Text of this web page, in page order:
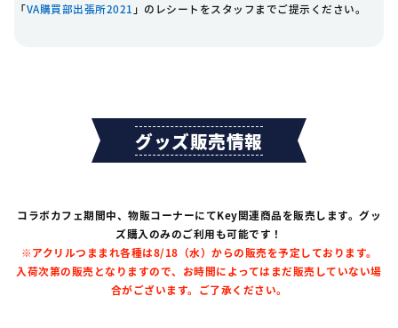
「VA購買部出張所2021 」のレシートをスタッフまでご提示ください。
グッズ販売情報
コラボカフェ期間中、物販コーナーにてKey関連商品を販売します。グッ
ズ購入のみのご利用も可能です！
※アクリルつままれ各種は8/18（水）からの販売を予定しております。
入荷次第の販売となりますので、お時間によってはまだ販売していない場
合がございます。ご了承ください。